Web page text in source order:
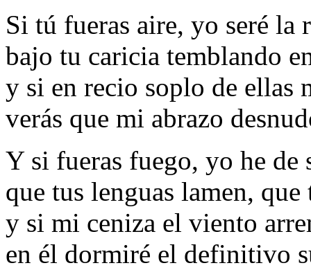
Si tú fueras aire, yo seré la
bajo tu caricia temblando
y si en recio soplo de ellas
verás que mi abrazo
Y si fueras fuego, yo he de
que tus lenguas lamen,
y si mi ceniza el viento
en él dormiré el definitivo